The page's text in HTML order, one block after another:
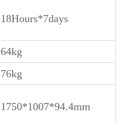
18Hours*7days
64kg
76kg
1750*1007*94.4mm